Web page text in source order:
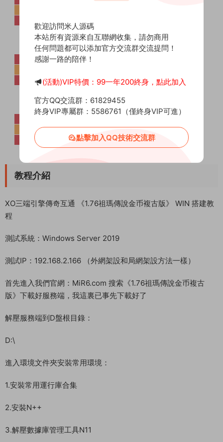
教程介紹
XO三端引擎傳奇互通 《1.76祖瑪傳說金币複古版》 WIN 搭建教
程
測試系統：Windows Server 2019
測試IP：192.168.2.166 （外網架設和局網架設方法一樣）
首先進入我們官網：MiR6.com 搜索《1.76祖瑪傳說金币複古
版》下載好服務端，我這裏已事先下載好了
解壓服務端到D盤根目錄：
D:\
進入環境文件夾安裝常用環境：
1.安裝常用運行庫合集
2.安裝N++
3.解壓數據庫管理工具N11
歡迎訪問米人源碼
本站所有資源來自互聯網收集，請勿商用
任何問題都可以添加官方交流群交流提問！
感謝一路的陪伴！
(活動)VIP特價：99一年200終身，點此加入
官方QQ交流群：61829455
終身VIP專屬群：5586761（僅終身VIP可進）
點擊加入QQ技術交流群